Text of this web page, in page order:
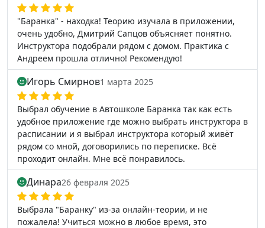
"Баранка" - находка! Теорию изучала в приложении,
очень удобно, Дмитрий Сапцов объясняет понятно.
Инструктора подобрали рядом с домом. Практика с
Андреем прошла отлично! Рекомендую!
Игорь Смирнов1 марта 2025
Выбрал обучение в Автошколе Баранка так как есть
удобное приложение где можно выбрать инструктора в
расписании и я выбрал инструктора который живёт
рядом со мной, договорились по переписке. Всё
проходит онлайн. Мне всё понравилось.
Динара26 февраля 2025
Выбрала "Баранку" из-за онлайн-теории, и не
пожалела! Учиться можно в любое время, это